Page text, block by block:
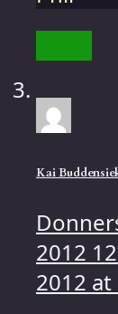
Kai
2012
2012 at